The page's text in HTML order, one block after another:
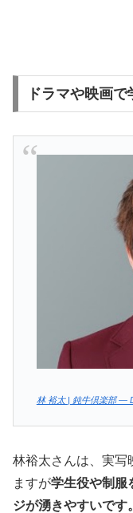
ドラマや映画
林 裕太 | 鈍牛倶楽部 —
林裕太さんは、実写
ますが学生役や制服
ジが湧きやすいです。